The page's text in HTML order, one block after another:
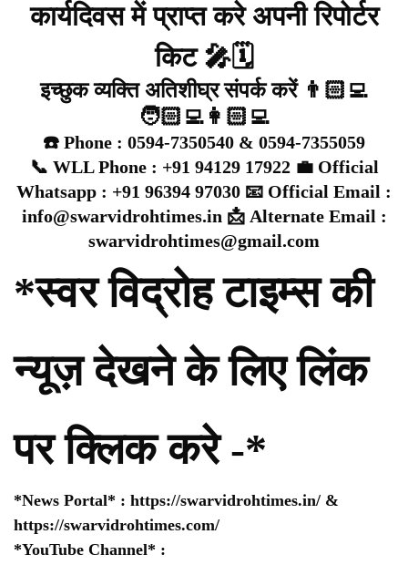
कार्यदिवस में प्राप्त करे अपनी रिपोर्टर
किट 🎤🗓️
इच्छुक व्यक्ति अतिशीघ्र संपर्क करें 👨🏻‍💻
🧑🏻‍💻👩🏻‍💻
☎️ Phone : 0594-7350540 & 0594-7355059
📞 WLL Phone : +91 94129 17922 💼 Official
Whatsapp : +91 96394 97030 📧 Official Email :
info@swarvidrohtimes.in 📩 Alternate Email :
swarvidrohtimes@gmail.com
*स्वर विद्रोह टाइम्स की
न्यूज़ देखने के लिए लिंक
पर क्लिक करे -*
*News Portal* : https://swarvidrohtimes.in/ &
https://swarvidrohtimes.com/
*YouTube Channel* :